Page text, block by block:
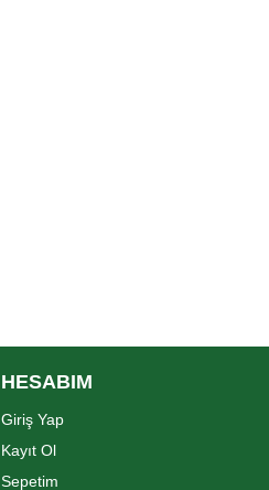
HESABIM
Giriş Yap
Kayıt Ol
Sepetim